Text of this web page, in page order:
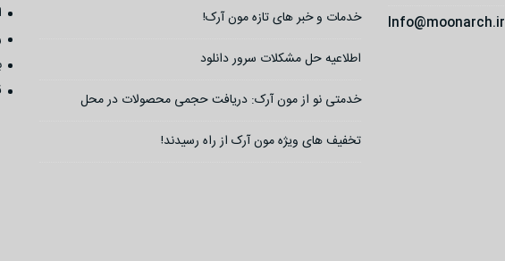
Info@moonarch.ir
خدمات و خبر های تازه مون آرک!
اطلاعیه حل مشکلات سرور دانلود
خدمتی نو از مون آرک: دریافت حجمی محصولات در محل
تخفیف های ویژه مون آرک از راه رسیدند!